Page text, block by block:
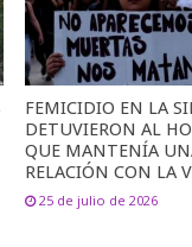
FEMICIDIO EN LA
DETUVIERON AL
QUE MANTENÍA
RELACIÓN CON LA
25 de julio de 2026